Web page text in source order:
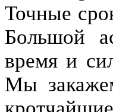
Точные
Большой
время и
Мы